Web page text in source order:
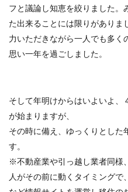
フと議論し知恵を絞りました。
た出来ることには限りがありま
力いただきながら一人でも多く
思い一年を過ごしました。
そして年明けからはいよいよ
が始まりますが、
その時に備え、ゆっくりとした
す。
※不動産業や引っ越し業者同様
人がその前に動くタイミング